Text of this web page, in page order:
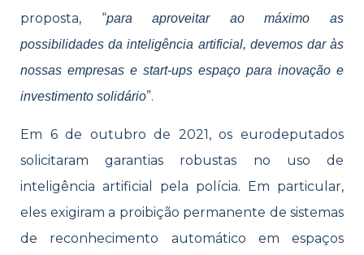
proposta, “para aproveitar ao máximo as
possibilidades da inteligência artificial, devemos dar às
nossas empresas e start-ups espaço para inovação e
investimento solidário”.
Em 6 de outubro de 2021, os eurodeputados
solicitaram garantias robustas no uso de
inteligência artificial pela polícia. Em particular,
eles exigiram a proibição permanente de sistemas
de reconhecimento automático em espaços